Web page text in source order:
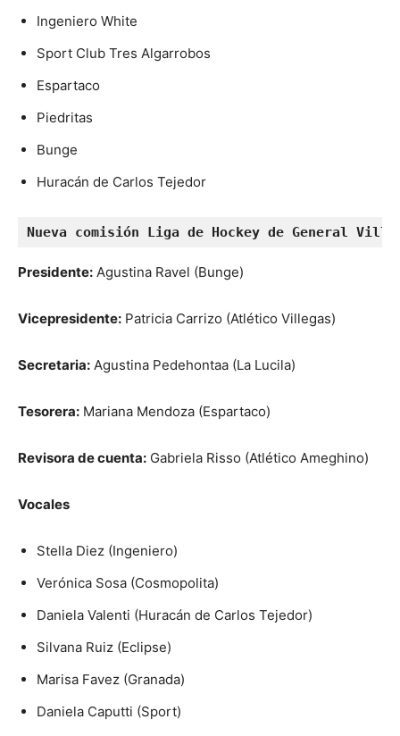
Ingeniero White
Sport Club Tres Algarrobos
Espartaco
Piedritas
Bunge
Huracán de Carlos Tejedor
Nueva comisión Liga de Hockey de General
Presidente: Agustina Ravel (Bunge)
Vicepresidente: Patricia Carrizo (Atlético Villegas)
Secretaria: Agustina Pedehontaa (La Lucila)
Tesorera: Mariana Mendoza (Espartaco)
Revisora de cuenta: Gabriela Risso (Atlético Ameghino)
Vocales
Stella Diez (Ingeniero)
Verónica Sosa (Cosmopolita)
Daniela Valenti (Huracán de Carlos Tejedor)
Silvana Ruiz (Eclipse)
Marisa Favez (Granada)
Daniela Caputti (Sport)